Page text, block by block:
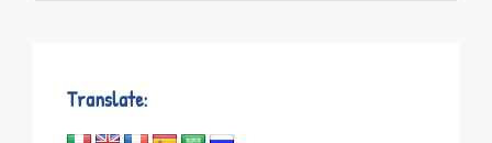
Translate: